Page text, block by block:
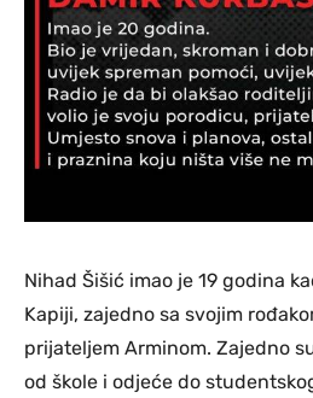
Nihad Šišić imao je 19 godina
Kapiji, zajedno sa svojim
prijateljem Arminom. Zajedno
od škole i odjeće do